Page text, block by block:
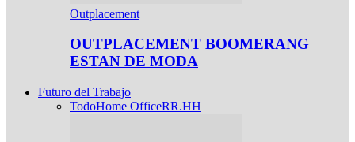
Outplacement
OUTPLACEMENT BOOMERANG
ESTAN DE MODA
Futuro del Trabajo
TodoHome OfficeRR.HH